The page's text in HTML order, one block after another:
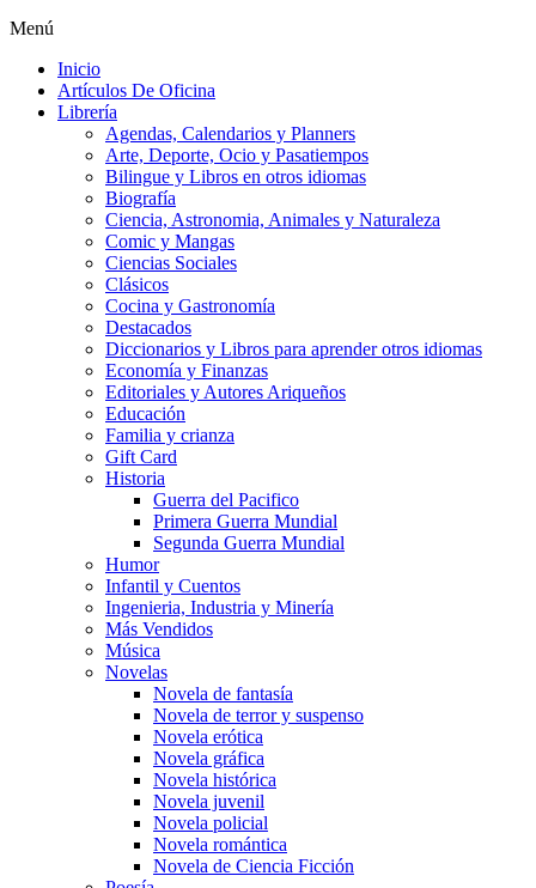
Menú
Inicio
Artículos De Oficina
Librería
Agendas, Calendarios y Planners
Arte, Deporte, Ocio y Pasatiempos
Bilingue y Libros en otros idiomas
Biografía
Ciencia, Astronomia, Animales y Naturaleza
Comic y Mangas
Ciencias Sociales
Clásicos
Cocina y Gastronomía
Destacados
Diccionarios y Libros para aprender otros idiomas
Economía y Finanzas
Editoriales y Autores Ariqueños
Educación
Familia y crianza
Gift Card
Historia
Guerra del Pacifico
Primera Guerra Mundial
Segunda Guerra Mundial
Humor
Infantil y Cuentos
Ingenieria, Industria y Minería
Más Vendidos
Música
Novelas
Novela de fantasía
Novela de terror y suspenso
Novela erótica
Novela gráfica
Novela histórica
Novela juvenil
Novela policial
Novela romántica
Novela de Ciencia Ficción